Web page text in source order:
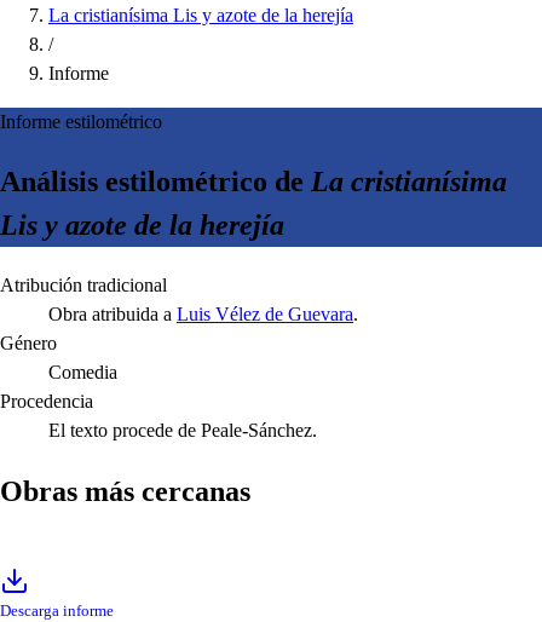
La cristianísima Lis y azote de la herejía
/
Informe
Informe estilométrico
Análisis estilométrico de La cristianísima
Lis y azote de la herejía
Atribución tradicional
Obra atribuida a Luis Vélez de Guevara.
Género
Comedia
Procedencia
El texto procede de Peale-Sánchez.
Obras más cercanas
Descarga informe